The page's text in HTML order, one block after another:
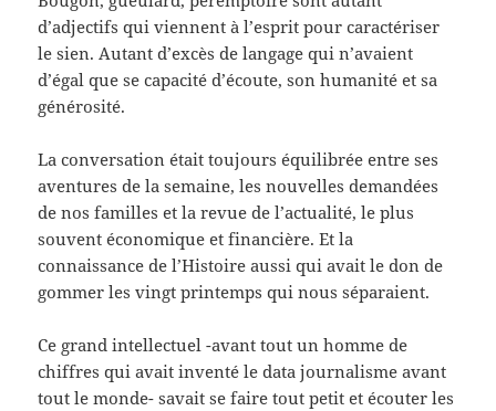
e
n
ê
t
e
d’adjectifs qui viennent à l’esprit pour caractériser
le sien. Autant d’excès de langage qui n’avaient
d’égal que se capacité d’écoute, son humanité et sa
générosité.
La conversation était toujours équilibrée entre ses
aventures de la semaine, les nouvelles demandées
de nos familles et la revue de l’actualité, le plus
souvent économique et financière. Et la
connaissance de l’Histoire aussi qui avait le don de
gommer les vingt printemps qui nous séparaient.
Ce grand intellectuel -avant tout un homme de
chiffres qui avait inventé le data journalisme avant
tout le monde- savait se faire tout petit et écouter les